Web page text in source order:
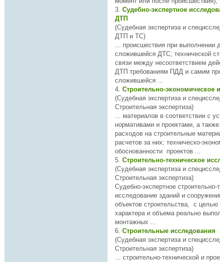
3. Судебно-экспертное
ДТП
(Судебная экспертиза и
ДТП и ТС)
... происшествия при выполнении
сложившейся ДТС; технической
связи между несоответствием
ДТП требованиям ПДД и самим
сложившейся ...
4. Строительно-экономическое
(Судебная экспертиза и
Строительная экспертиза)
... материалов в соответствии с
нормативами и проектами, а
расходов на строительные
расчетов за них; техническо-
обоснованности проектов ...
5. Строительно-техническое
(Судебная экспертиза и
Строительная экспертиза)
Судебно-экспертное строительно-
исследование зданий и сооружений
объектов строительства, с
характера и объема реально
монтажных ...
6. Строительные исследования
(Судебная экспертиза и
Строительная экспертиза)
... строительно-технической и